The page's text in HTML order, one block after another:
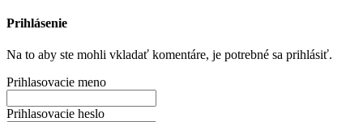
Prihlásenie
Na to aby ste mohli vkladať komentáre, je potrebné sa prihlásiť.
Prihlasovacie meno
Prihlasovacie heslo